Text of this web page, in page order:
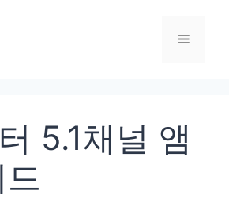
메
5.1채널 앰